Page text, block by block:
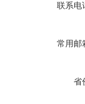
联系电
常用邮
省